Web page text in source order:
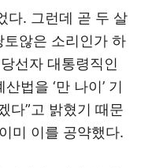
다. 그런데 곧 두 살
않은 소리인가 하
선자 대통령직인
법을 ‘만 나이’ 기
다”고 밝혔기 때문
미 이를 공약했다.